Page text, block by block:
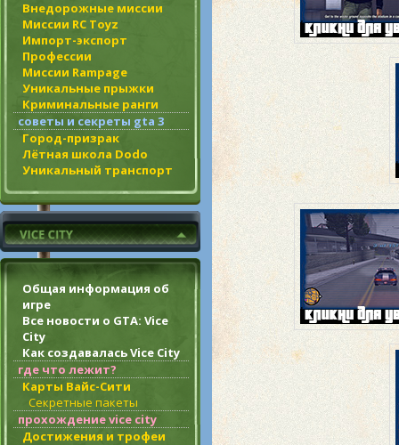
Внедорожные миссии
Миссии RC Toyz
Импорт-экспорт
Профессии
Миссии Rampage
Уникальные прыжки
Криминальные ранги
советы и секреты gta 3
Город-призрак
Лётная школа Dodo
Уникальный транспорт
Общая информация об
игре
Все новости о GTA: Vice
City
Как создавалась Vice City
где что лежит?
Карты Вайс-Сити
Секретные пакеты
прохождение vice city
Достижения и трофеи